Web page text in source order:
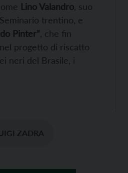
Lino Valandro , suo
trentino, e
Pinter” , che fin
progetto di riscatto
neri del Brasile, i
ZADRA